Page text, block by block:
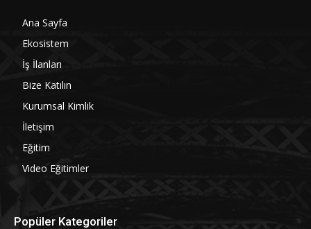
Ana Sayfa
Ekosistem
İş İlanları
Bize Katılın
Kurumsal Kimlik
İletişim
Eğitim
Video Eğitimler
Popüler Kategoriler